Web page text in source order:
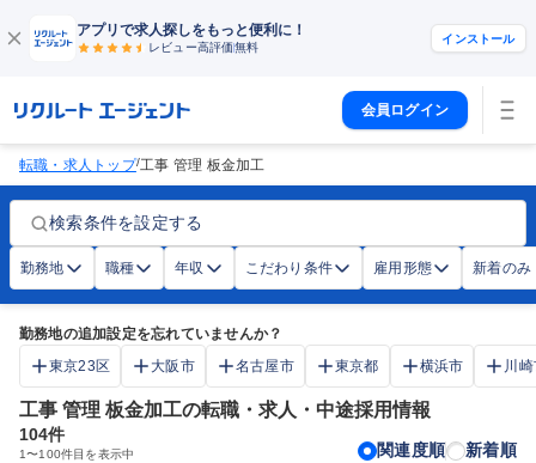
アプリで求人探しをもっと便利に！
レビュー高評価無料
インストール
会員ログイン
転職・求人トップ/工事 管理 板金加工
検索条件を設定する
勤務地 職種 年収 こだわり条件 雇用形態 新着のみ
勤務地の追加設定を忘れていませんか？
東京23区
大阪市 名古屋市 東京都 横浜市 川
工事 管理 板金加工の転職・求人・中途採用情報
104件
1〜100件目を表示中 関連度順 新着順